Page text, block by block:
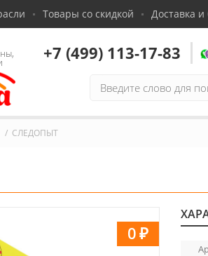
Товары со скидкой Доставка
+7 (499) 113-17-83
СЛЕДОПЫТ
0₽